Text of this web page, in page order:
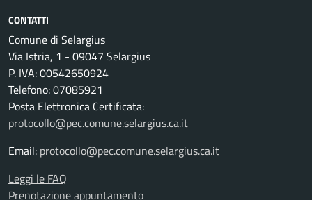
CONTATTI
Comune di Selargius
Via Istria, 1 - 09047 Selargius
P. IVA: 00542650924
Telefono: 07085921
Posta Elettronica Certificata:
protocollo@pec.comune.selargius.ca.it
Email: protocollo@pec.comune.selargius.ca.it
Leggi le FAQ
Prenotazione appuntamento